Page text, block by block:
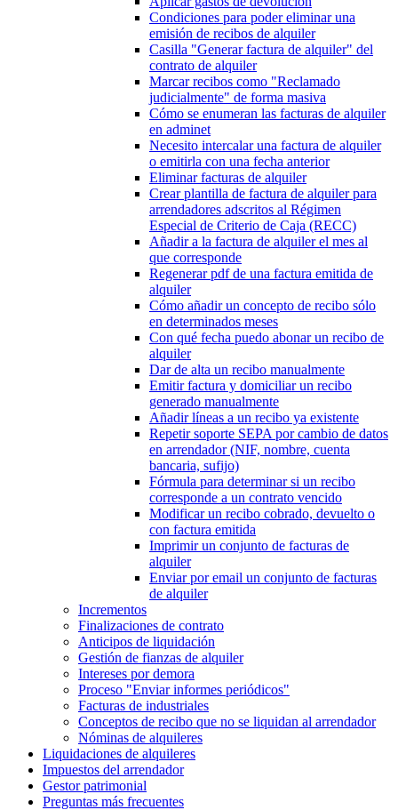
Condiciones para poder eliminar una
emisión de recibos de alquiler
Casilla "Generar factura de alquiler" del
contrato de alquiler
Marcar recibos como "Reclamado
judicialmente" de forma masiva
Cómo se enumeran las facturas de alquiler
en adminet
Necesito intercalar una factura de alquiler
o emitirla con una fecha anterior
Eliminar facturas de alquiler
Crear plantilla de factura de alquiler para
arrendadores adscritos al Régimen
Especial de Criterio de Caja (RECC)
Añadir a la factura de alquiler el mes al
que corresponde
Regenerar pdf de una factura emitida de
alquiler
Cómo añadir un concepto de recibo sólo
en determinados meses
Con qué fecha puedo abonar un recibo de
alquiler
Dar de alta un recibo manualmente
Emitir factura y domiciliar un recibo
generado manualmente
Añadir líneas a un recibo ya existente
Repetir soporte SEPA por cambio de datos
en arrendador (NIF, nombre, cuenta
bancaria, sufijo)
Fórmula para determinar si un recibo
corresponde a un contrato vencido
Modificar un recibo cobrado, devuelto o
con factura emitida
Imprimir un conjunto de facturas de
alquiler
Enviar por email un conjunto de facturas
de alquiler
Incrementos
Finalizaciones de contrato
Anticipos de liquidación
Gestión de fianzas de alquiler
Intereses por demora
Proceso "Enviar informes periódicos"
Facturas de industriales
Conceptos de recibo que no se liquidan al arrendador
Nóminas de alquileres
Liquidaciones de alquileres
Impuestos del arrendador
Gestor patrimonial
Preguntas más frecuentes